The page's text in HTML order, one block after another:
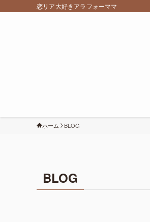
恋リア大好きアラフォーママ
ホーム BLOG
BLOG